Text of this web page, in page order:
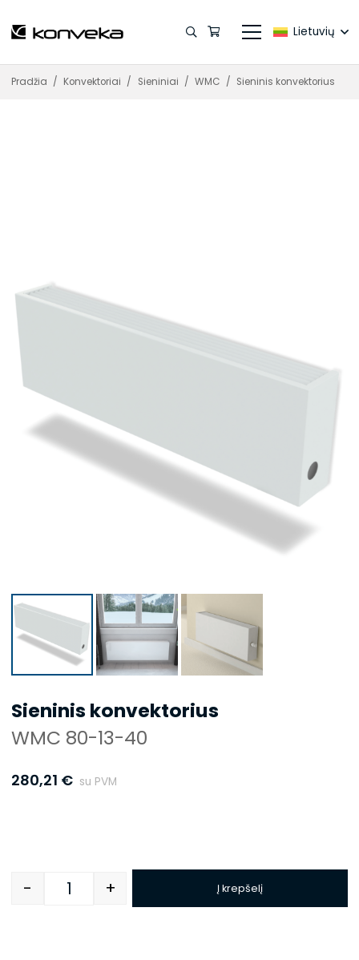
Lietuvių
Pradžia / Konvektoriai / Sieniniai / WMC / Sieninis konvektorius
Sieninis konvektorius
WMC 80-13-40
280,21 € su PVM
Quantity
- + Į krepšelį